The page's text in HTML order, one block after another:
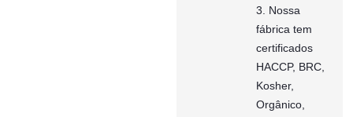
3. Nossa
fábrica tem
certificados
HACCP, BRC,
Kosher,
Orgânico,